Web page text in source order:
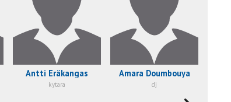
Antti Eräkangas
kytara
Amara Doumbouya
dj